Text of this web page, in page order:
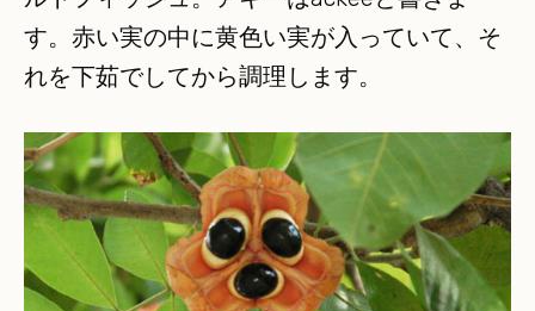
す。赤い実の中に黄色い実が入っていて、そ
れを下茹でしてから調理します。